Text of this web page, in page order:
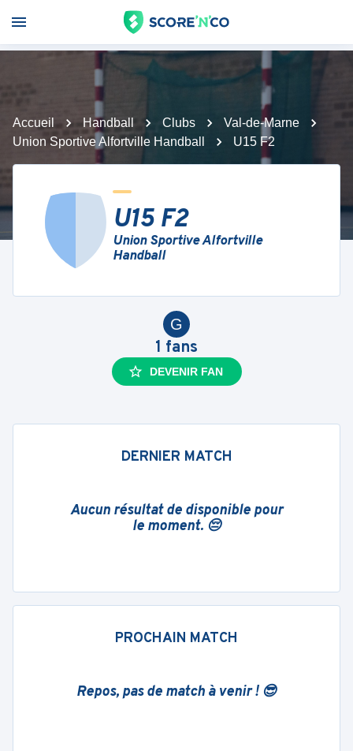
Accueil Handball Clubs
Val-de-Marne
Union Sportive Alfortville Handball
U15 F2
U15 F2
Union Sportive Alfortville
Handball
G
1 fans
DEVENIR FAN
DERNIER MATCH
Aucun résultat de disponible pour
le moment. 😔
PROCHAIN MATCH
Repos, pas de match à venir ! 😎